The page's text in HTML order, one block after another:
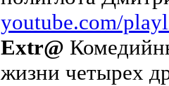
youtube.com/
Extr@
жизни четырех